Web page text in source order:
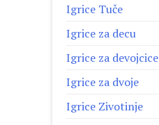
Igrice Tuče
Igrice za decu
Igrice za devojcice
Igrice za dvoje
Igrice Zivotinje